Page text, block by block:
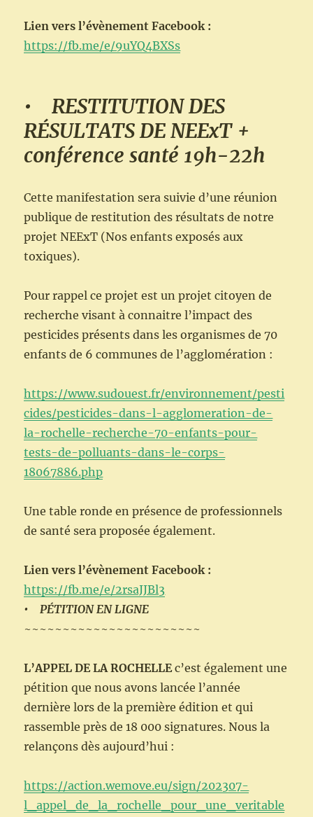
Lien vers l’évènement Facebook :
https://fb.me/e/9uYQ4BXSs
• RESTITUTION DES
RÉSULTATS DE NEExT +
conférence santé 19h-22h
Cette manifestation sera suivie d’une réunion
publique de restitution des résultats de notre
projet NEExT (Nos enfants exposés aux
toxiques).
Pour rappel ce projet est un projet citoyen de
recherche visant à connaitre l’impact des
pesticides présents dans les organismes de 70
enfants de 6 communes de l’agglomération :
https://www.sudouest.fr/environnement/pesti
cides/pesticides-dans-l-agglomeration-de-
la-rochelle-recherche-70-enfants-pour-
tests-de-polluants-dans-le-corps-
18067886.php
Une table ronde en présence de professionnels
de santé sera proposée également.
Lien vers l’évènement Facebook :
https://fb.me/e/2rsaJJBl3
• PÉTITION EN LIGNE
~~~~~~~~~~~~~~~~~~~~~~~
L’APPEL DE LA ROCHELLEc’est également une
pétition que nous avons lancée l’année
dernière lors de la première édition et qui
rassemble près de 18 000 signatures. Nous la
relançons dès aujourd’hui :
https://action.wemove.eu/sign/202307-
l_appel_de_la_rochelle_pour_une_veritable